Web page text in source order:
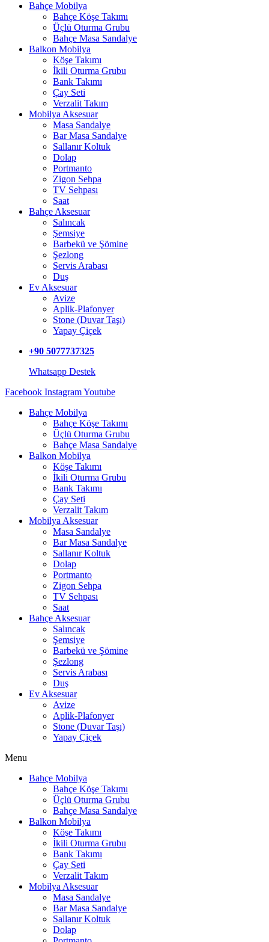
Bahçe Mobilya
Bahçe Köşe Takımı
Üçlü Oturma Grubu
Bahçe Masa Sandalye
Balkon Mobilya
Köşe Takımı
İkili Oturma Grubu
Bank Takımı
Çay Seti
Verzalit Takım
Mobilya Aksesuar
Masa Sandalye
Bar Masa Sandalye
Sallanır Koltuk
Dolap
Portmanto
Zigon Sehpa
TV Sehpası
Saat
Bahçe Aksesuar
Salıncak
Şemsiye
Barbekü ve Şömine
Şezlong
Servis Arabası
Duş
Ev Aksesuar
Avize
Aplik-Plafonyer
Stone (Duvar Taşı)
Yapay Çiçek
+90 5077737325
Whatsapp Destek
Facebook InstagramYoutube
Bahçe Mobilya
Bahçe Köşe Takımı
Üçlü Oturma Grubu
Bahçe Masa Sandalye
Balkon Mobilya
Köşe Takımı
İkili Oturma Grubu
Bank Takımı
Çay Seti
Verzalit Takım
Mobilya Aksesuar
Masa Sandalye
Bar Masa Sandalye
Sallanır Koltuk
Dolap
Portmanto
Zigon Sehpa
TV Sehpası
Saat
Bahçe Aksesuar
Salıncak
Şemsiye
Barbekü ve Şömine
Şezlong
Servis Arabası
Duş
Ev Aksesuar
Avize
Aplik-Plafonyer
Stone (Duvar Taşı)
Yapay Çiçek
Menu
Bahçe Mobilya
Bahçe Köşe Takımı
Üçlü Oturma Grubu
Bahçe Masa Sandalye
Balkon Mobilya
Köşe Takımı
İkili Oturma Grubu
Bank Takımı
Çay Seti
Verzalit Takım
Mobilya Aksesuar
Masa Sandalye
Bar Masa Sandalye
Sallanır Koltuk
Dolap